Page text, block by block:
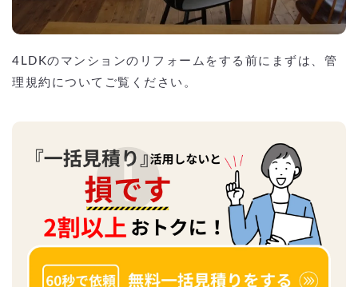
4LDKのマンションのリフォームをする前にまずは、管
理規約についてご覧ください。